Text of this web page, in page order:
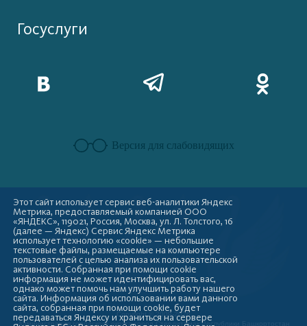
Госуслуги
Версия для слабовидящих
Copyright © 2009-2026
Администрация городского округа город Стерлитамак Республики Башкортостан
Этот сайт использует сервис веб-аналитики Яндекс
Метрика, предоставляемый компанией ООО
«ЯНДЕКС», 119021, Россия, Москва, ул. Л. Толстого, 16
(далее — Яндекс) Сервис Яндекс Метрика
использует технологию «cookie» — небольшие
текстовые файлы, размещаемые на компьютере
пользователей с целью анализа их пользовательской
активности. Собранная при помощи cookie
информация не может идентифицировать вас,
однако может помочь нам улучшить работу нашего
сайта. Информация об использовании вами данного
сайта, собранная при помощи cookie, будет
передаваться Яндексу и храниться на сервере